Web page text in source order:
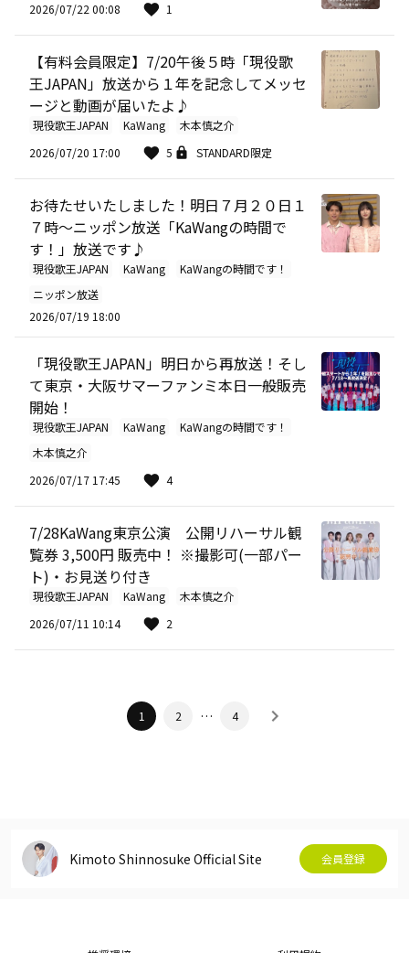
2026/07/22 00:08
1
【有料会員限定】7/20午後５時「現役歌
王JAPAN」放送から１年を記念してメッセ
ージと動画が届いたよ♪
現役歌王JAPAN KaWang
木本慎之介
2026/07/20 17:00
5 STANDARD限定
お待たせいたしました！明日７月２０日１
７時～ニッポン放送「KaWangの時間で
す！」放送です♪
現役歌王JAPAN KaWang
KaWangの時間です！
ニッポン放送
2026/07/19 18:00
「現役歌王JAPAN」明日から再放送！そし
て東京・大阪サマーファンミ本日一般販売
開始！
現役歌王JAPAN KaWang
KaWangの時間です！
木本慎之介
2026/07/17 17:45
4
7/28KaWang東京公演 公開リハーサル観
覧券 3,500円 販売中！ ※撮影可(一部パー
ト)・お見送り付き
現役歌王JAPAN KaWang
木本慎之介
2026/07/11 10:14
2
1 2 … 4
Kimoto Shinnosuke Official Site 会員登録